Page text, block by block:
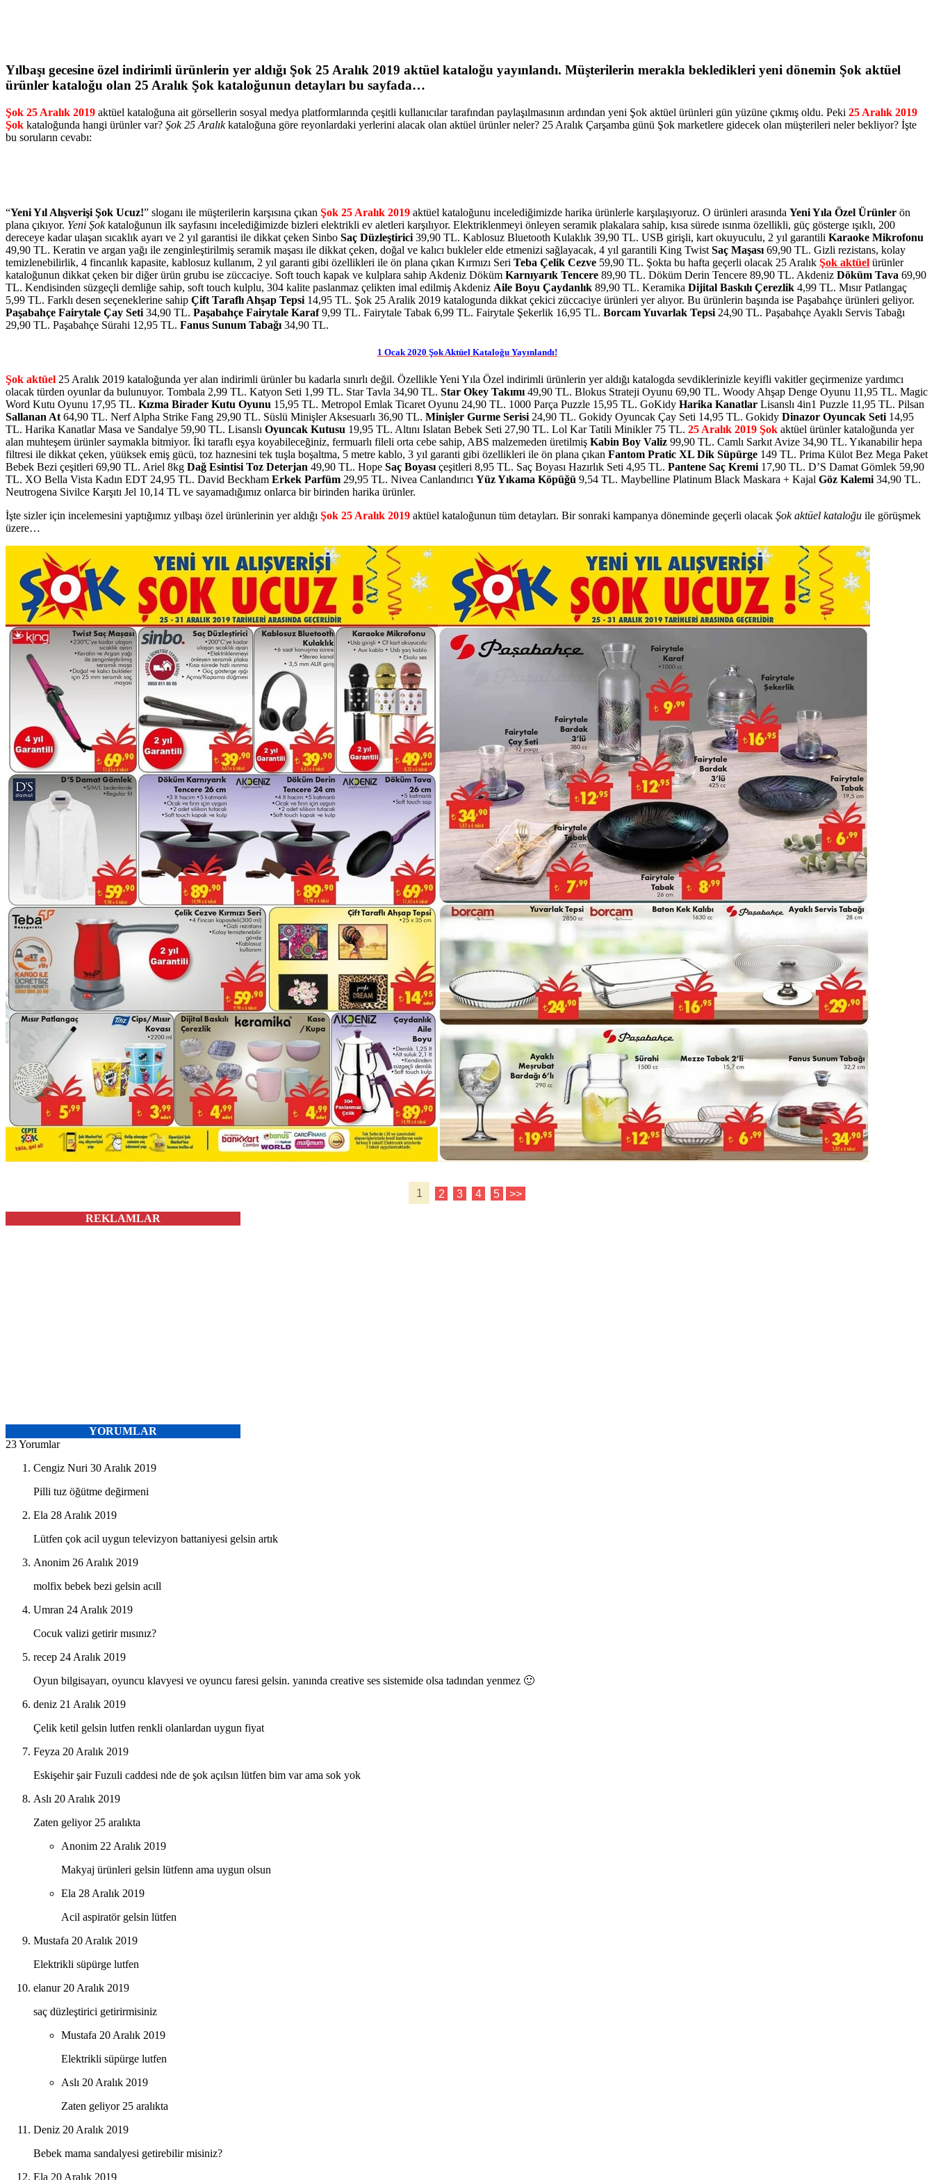
Yılbaşı gecesine özel indirimli ürünlerin yer aldığı Şok 25 Aralık 2019 aktüel kataloğu yayınlandı. Müşterilerin merakla bekledikleri yeni dönemin Şok aktüel
ürünler kataloğu olan 25 Aralık Şok kataloğunun detayları bu sayfada…
Şok 25 Aralık 2019 aktüel kataloğuna ait görsellerin sosyal medya platformlarında çeşitli kullanıcılar tarafından paylaşılmasının ardından yeni Şok aktüel ürünleri gün yüzüne çıkmış oldu. Peki 25 Aralık 2019
Şok kataloğunda hangi ürünler var? Şok 25 Aralıkkataloğuna göre reyonlardaki yerlerini alacak olan aktüel ürünler neler? 25 Aralık Çarşamba günü Şok marketlere gidecek olan müşterileri neler bekliyor? İşte
bu soruların cevabı:
“Yeni Yıl Alışverişi Şok Ucuz!” sloganı ile müşterilerin karşısına çıkan Şok 25 Aralık 2019 aktüel kataloğunu incelediğimizde harika ürünlerle karşılaşıyoruz. O ürünleri arasında Yeni Yıla Özel Ürünler ön
plana çıkıyor. Yeni Şokkataloğunun ilk sayfasını incelediğimizde bizleri elektrikli ev aletleri karşılıyor. Elektriklenmeyi önleyen seramik plakalara sahip, kısa sürede ısınma özellikli, güç gösterge ışıklı, 200
dereceye kadar ulaşan sıcaklık ayarı ve 2 yıl garantisi ile dikkat çeken Sinbo Saç Düzleştirici 39,90 TL. Kablosuz Bluetooth Kulaklık 39,90 TL. USB girişli, kart okuyuculu, 2 yıl garantili Karaoke Mikrofonu
49,90 TL. Keratin ve argan yağı ile zenginleştirilmiş seramik maşası ile dikkat çeken, doğal ve kalıcı bukleler elde etmenizi sağlayacak, 4 yıl garantili King Twist Saç Maşası 69,90 TL. Gizli rezistans, kolay
temizlenebilirlik, 4 fincanlık kapasite, kablosuz kullanım, 2 yıl garanti gibi özellikleri ile ön plana çıkan Kırmızı Seri Teba Çelik Cezve 59,90 TL. Şokta bu hafta geçerli olacak 25 Aralık Şok aktüel ürünler
kataloğunun dikkat çeken bir diğer ürün grubu ise züccaciye. Soft touch kapak ve kulplara sahip Akdeniz Döküm Karnıyarık Tencere 89,90 TL. Döküm Derin Tencere 89,90 TL. Akdeniz Döküm Tava 69,90
TL. Kendisinden süzgeçli demliğe sahip, soft touch kulplu, 304 kalite paslanmaz çelikten imal edilmiş Akdeniz Aile Boyu Çaydanlık 89,90 TL. Keramika Dijital Baskılı Çerezlik 4,99 TL. Mısır Patlangaç
5,99 TL. Farklı desen seçeneklerine sahip Çift Taraflı Ahşap Tepsi 14,95 TL. Şok 25 Aralik 2019 katalogunda dikkat çekici züccaciye ürünleri yer alıyor. Bu ürünlerin başında ise Paşabahçe ürünleri geliyor.
Paşabahçe Fairytale Çay Seti 34,90 TL. Paşabahçe Fairytale Karaf9,99 TL. Fairytale Tabak 6,99 TL. Fairytale Şekerlik 16,95 TL. Borcam Yuvarlak Tepsi 24,90 TL. Paşabahçe Ayaklı Servis Tabağı
29,90 TL. Paşabahçe Sürahi 12,95 TL. Fanus Sunum Tabağı 34,90 TL.
1 Ocak 2020 Şok Aktüel Kataloğu Yayınlandı!
Şok aktüel 25 Aralık 2019 kataloğunda yer alan indirimli ürünler bu kadarla sınırlı değil. Özellikle Yeni Yıla Özel indirimli ürünlerin yer aldığı katalogda sevdiklerinizle keyifli vakitler geçirmenize yardımcı
olacak türden oyunlar da bulunuyor. Tombala 2,99 TL. Katyon Seti 1,99 TL. Star Tavla 34,90 TL. Star Okey Takımı49,90 TL. Blokus Strateji Oyunu 69,90 TL. Woody Ahşap Denge Oyunu 11,95 TL. Magic
Word Kutu Oyunu 17,95 TL. Kızma Birader Kutu Oyunu 15,95 TL. Metropol Emlak Ticaret Oyunu 24,90 TL. 1000 Parça Puzzle 15,95 TL. GoKidy Harika Kanatlar Lisanslı 4in1 Puzzle 11,95 TL. Pilsan
Sallanan At64,90 TL. Nerf Alpha Strike Fang 29,90 TL. Süslü Minişler Aksesuarlı 36,90 TL. Minişler Gurme Serisi24,90 TL. Gokidy Oyuncak Çay Seti 14,95 TL. Gokidy Dinazor Oyuncak Seti14,95
TL. Harika Kanatlar Masa ve Sandalye 59,90 TL. Lisanslı Oyuncak Kutusu 19,95 TL. Altını Islatan Bebek Seti 27,90 TL. Lol Kar Tatili Minikler 75 TL. 25 Aralık 2019 Şok aktüel ürünler kataloğunda yer
alan muhteşem ürünler saymakla bitmiyor. İki taraflı eşya koyabileceğiniz, fermuarlı fileli orta cebe sahip, ABS malzemeden üretilmiş Kabin Boy Valiz 99,90 TL. Camlı Sarkıt Avize 34,90 TL. Yıkanabilir hepa
filtresi ile dikkat çeken, yüüksek emiş gücü, toz haznesini tek tuşla boşaltma, 5 metre kablo, 3 yıl garanti gibi özellikleri ile ön plana çıkan Fantom Pratic XL Dik Süpürge 149 TL. Prima Külot Bez Mega Paket
Bebek Bezi çeşitleri 69,90 TL. Ariel 8kg Dağ Esintisi Toz Deterjan 49,90 TL. Hope Saç Boyasıçeşitleri 8,95 TL. Saç Boyası Hazırlık Seti 4,95 TL. Pantene Saç Kremi17,90 TL. D’S Damat Gömlek 59,90
TL. XO Bella Vista Kadın EDT 24,95 TL. David Beckham Erkek Parfüm 29,95 TL. Nivea Canlandırıcı Yüz Yıkama Köpüğü 9,54 TL. Maybelline Platinum Black Maskara + Kajal Göz Kalemi34,90 TL.
Neutrogena Sivilce Karşıtı Jel 10,14 TL ve sayamadığımız onlarca bir birinden harika ürünler.
İşte sizler için incelemesini yaptığımız yılbaşı özel ürünlerinin yer aldığı Şok 25 Aralık 2019 aktüel kataloğunun tüm detayları. Bir sonraki kampanya döneminde geçerli olacak Şok aktüel kataloğu ile görüşmek
üzere…
1 2 3 4 5 >>
REKLAMLAR
YORUMLAR
23 Yorumlar
Cengiz Nuri 30 Aralık 2019
Pilli tuz öğütme değirmeni
Ela 28 Aralık 2019
Lütfen çok acil uygun televizyon battaniyesi gelsin artık
Anonim 26 Aralık 2019
molfix bebek bezi gelsin acıll
Umran 24 Aralık 2019
Cocuk valizi getirir mısınız?
recep 24 Aralık 2019
Oyun bilgisayarı, oyuncu klavyesi ve oyuncu faresi gelsin. yanında creative ses sistemide olsa tadından yenmez 🙂
deniz 21 Aralık 2019
Çelik ketil gelsin lutfen renkli olanlardan uygun fiyat
Feyza 20 Aralık 2019
Eskişehir şair Fuzuli caddesi nde de şok açılsın lütfen bim var ama sok yok
Aslı 20 Aralık 2019
Zaten geliyor 25 aralıkta
Anonim 22 Aralık 2019
Makyaj ürünleri gelsin lütfenn ama uygun olsun
Ela 28 Aralık 2019
Acil aspiratör gelsin lütfen
Mustafa 20 Aralık 2019
Elektrikli süpürge lutfen
elanur 20 Aralık 2019
saç düzleştirici getirirmisiniz
Mustafa 20 Aralık 2019
Elektrikli süpürge lutfen
Aslı 20 Aralık 2019
Zaten geliyor 25 aralıkta
Deniz 20 Aralık 2019
Bebek mama sandalyesi getirebilir misiniz?
Ela 20 Aralık 2019